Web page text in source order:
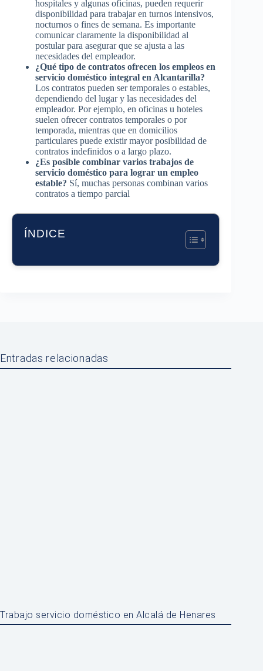
hospitales y algunas oficinas, pueden requerir
disponibilidad para trabajar en turnos intensivos,
nocturnos o fines de semana. Es importante
comunicar claramente la disponibilidad al
postular para asegurar que se ajusta a las
necesidades del empleador.
¿Qué tipo de contratos ofrecen los empleos en
servicio doméstico integral en Alcantarilla?
Los contratos pueden ser temporales o estables,
dependiendo del lugar y las necesidades del
empleador. Por ejemplo, en oficinas u hoteles
suelen ofrecer contratos temporales o por
temporada, mientras que en domicilios
particulares puede existir mayor posibilidad de
contratos indefinidos o a largo plazo.
¿Es posible combinar varios trabajos de
servicio doméstico para lograr un empleo
estable? Sí, muchas personas combinan varios
contratos a tiempo parcial
ÍNDICE
Entradas relacionadas
Trabajo servicio doméstico en Alcalá de Henares